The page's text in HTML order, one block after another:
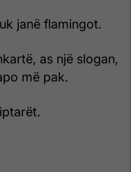
janë flamingot.
as një slogan,
më pak.